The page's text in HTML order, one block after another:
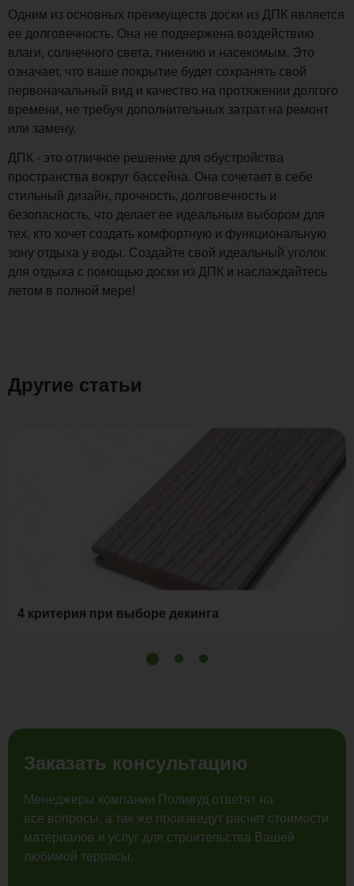
Одним из основных преимуществ доски из ДПК является
ее долговечность. Она не подвержена воздействию
влаги, солнечного света, гниению и насекомым. Это
означает, что ваше покрытие будет сохранять свой
первоначальный вид и качество на протяжении долгого
времени, не требуя дополнительных затрат на ремонт
или замену.
ДПК - это отличное решение для обустройства
пространства вокруг бассейна. Она сочетает в себе
стильный дизайн, прочность, долговечность и
безопасность, что делает ее идеальным выбором для
тех, кто хочет создать комфортную и функциональную
зону отдыха у воды. Создайте свой идеальный уголок
для отдыха с помощью доски из ДПК и наслаждайтесь
летом в полной мере!
Другие статьи
4 критерия при выборе декинга
Заказать консультацию
Менеджеры компании Поливуд ответят на
все вопросы, а так же произведут расчет стоимости
материалов и услуг для строительства Вашей
любимой террасы.